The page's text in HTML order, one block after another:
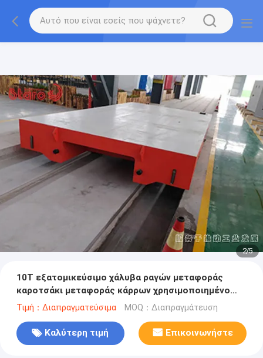
gtag('config', 'G-QWE9HWC3PF', {cookie_flags:
"SameSite=None;Secure"});
2/5
10T εξατομικεύσιμο χάλυβα ραγών μεταφοράς
καροτσάκι μεταφοράς κάρρων χρησιμοποιημένο
μπαταρία
Τιμή：Διαπραγματεύσιμα MOQ：Διαπραγμάτευση
Καλύτερη τιμή Επικοινωνήστε